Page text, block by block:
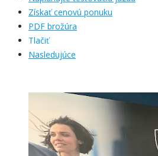
Získať cenovú ponuku
PDF brožúra
Tlačiť
Nasledujúce